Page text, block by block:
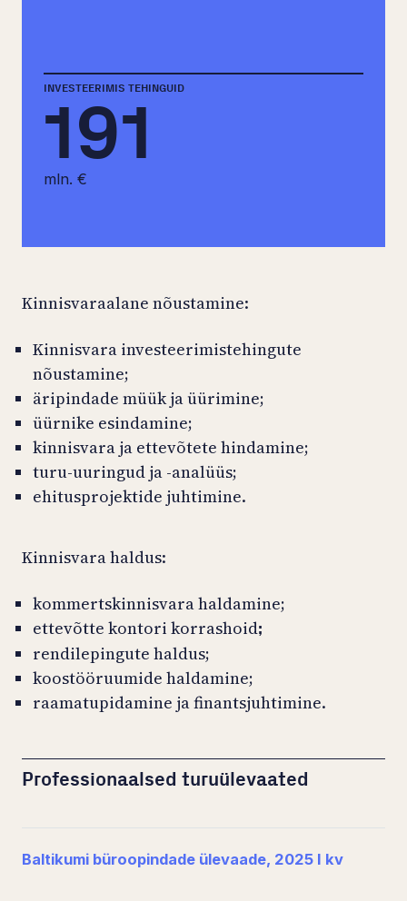
INVESTEERIMIS TEHINGUID
191
mln. €
Kinnisvaraalane nõustamine:
Kinnisvara investeerimistehingute
nõustamine;
äripindade müük ja üürimine;
üürnike esindamine;
kinnisvara ja ettevõtete hindamine;
turu-uuringud ja -analüüs;
ehitusprojektide juhtimine.
Kinnisvara haldus:
kommertskinnisvara haldamine;
ettevõtte kontori korrashoid;
rendilepingute haldus;
koostööruumide haldamine;
raamatupidamine ja finantsjuhtimine.
Professionaalsed turuülevaated
Baltikumi büroopindade ülevaade, 2025 I kv